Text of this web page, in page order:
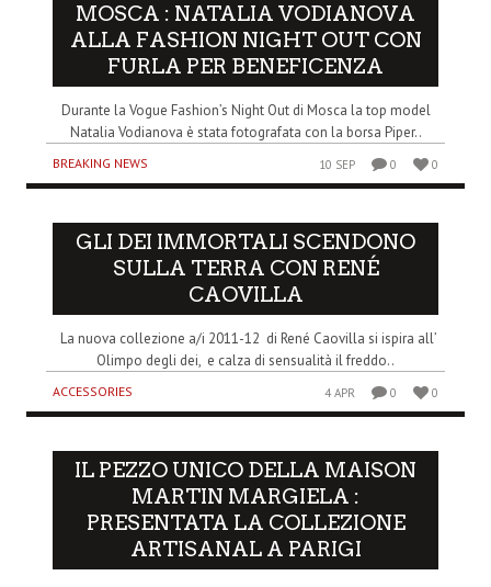
MOSCA : NATALIA VODIANOVA
ALLA FASHION NIGHT OUT CON
FURLA PER BENEFICENZA
Durante la Vogue Fashion’s Night Out di Mosca la top model
Natalia Vodianova è stata fotografata con la borsa Piper..
BREAKING NEWS 10 SEP 0 0
GLI DEI IMMORTALI SCENDONO
SULLA TERRA CON RENÉ
CAOVILLA
La nuova collezione a/i 2011-12 di René Caovilla si ispira all’
Olimpo degli dei, e calza di sensualità il freddo..
ACCESSORIES 4 APR 0 0
IL PEZZO UNICO DELLA MAISON
MARTIN MARGIELA :
PRESENTATA LA COLLEZIONE
ARTISANAL A PARIGI